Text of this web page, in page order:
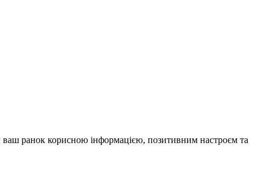
ваш ранок корисною інформацією, позитивним настроєм та